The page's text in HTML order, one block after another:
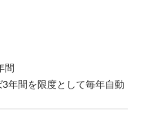
間
年間を限度として毎年自動